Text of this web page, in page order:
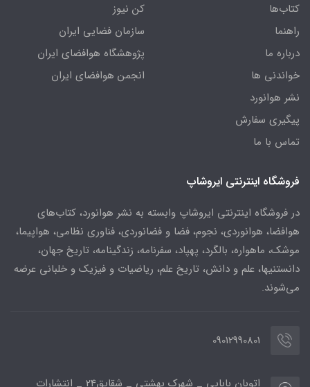
کتاب‌ها
راهنما
درباره ما
خواندنی ها
نشر هوانورد
پیگیری سفارش
تماس با ما
کن نیوز
سازمان فضایی ایران
پژوهشگاه هوافضای ایران
انجمن هوافضای ایران
فروشگاه اینترنتی ایروشاپ
در فروشگاه اینترنتی ایروشاپ وابسته به نشر هوانورد، کتاب‌های
هوافضا، هوانوردی، نجوم، فضا و فضانوردی، فناوری نظامی، هواپیما،
موشک، ماهواره، بالگرد، پهپاد، سفرنامه، زندگینامه، تاریخ جهان،
دانستنیها، علم و دانش، تاریخ علم، ریاضیات و فیزیک و خلبانی عرضه
می‌شوند.
09012990801
اتوبان بابایی _ شهرک بهشتی _ شقایق24 _ انتشارات